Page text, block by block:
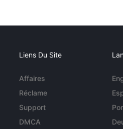
Liens Du Site
Affaires
Réclame
Support
DMCA